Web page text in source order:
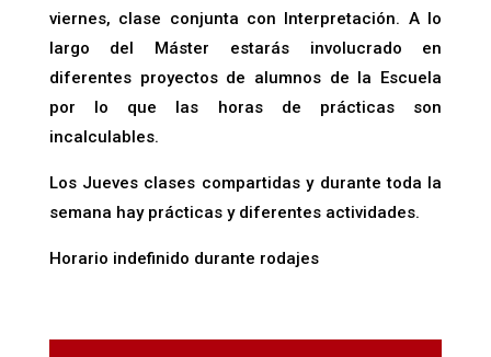
viernes, clase conjunta con Interpretación. Alo
largo del Máster estarás involucrado en
diferentes proyectos de alumnos de la Escuela
por lo que las horas de prácticas son
incalculables.
Los Jueves clases compartidas y durante toda la
semana hay prácticas y diferentes actividades.
Horario indefinido durante rodajes